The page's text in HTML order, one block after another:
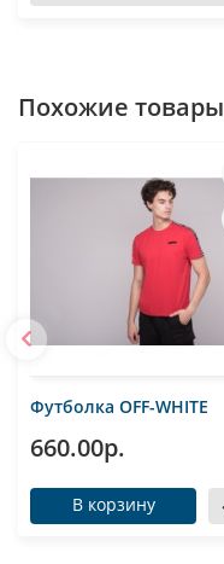
Похожие товары
Футболка OFF-WHITE
660.00р.
В корзину